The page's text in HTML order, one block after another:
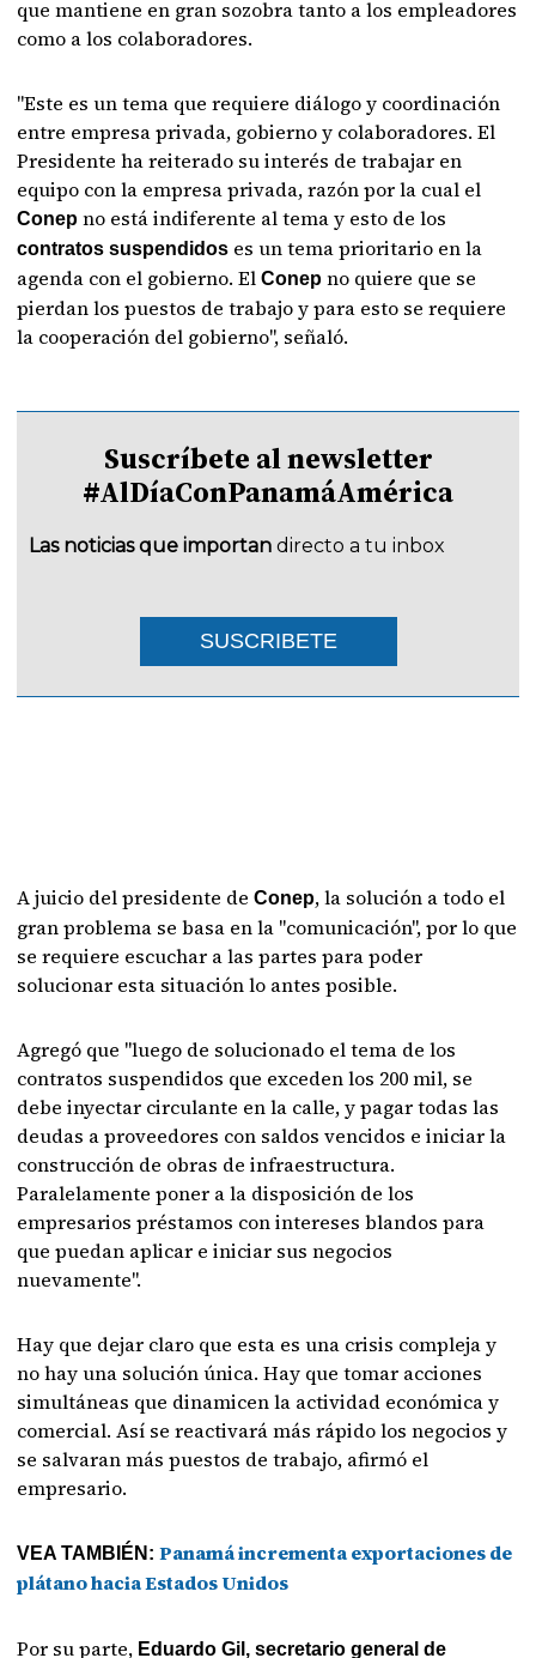
que mantiene en gran sozobra tanto a los empleadores
como a los colaboradores.
"Este es un tema que requiere diálogo y coordinación
entre empresa privada, gobierno y colaboradores. El
Presidente ha reiterado su interés de trabajar en
equipo con la empresa privada, razón por la cual el
Conep no está indiferente al tema y esto de los
contratos suspendidos es un tema prioritario en la
agenda con el gobierno. ElConep no quiere que se
pierdan los puestos de trabajo y para esto se requiere
la cooperación del gobierno", señaló.
Suscríbete al newsletter
#AlDíaConPanamáAmérica
Las noticias que importan directo a tu inbox
SUSCRIBETE
A juicio del presidente de Conep, la solución a todo el
gran problema se basa en la "comunicación", por lo que
se requiere escuchar a las partes para poder
solucionar esta situación lo antes posible.
Agregó que "luego de solucionado el tema de los
contratos suspendidos que exceden los 200 mil, se
debe inyectar circulante en la calle, y pagar todas las
deudas a proveedores con saldos vencidos e iniciar la
construcción de obras de infraestructura.
Paralelamente poner a la disposición de los
empresarios préstamos con intereses blandos para
que puedan aplicar e iniciar sus negocios
nuevamente".
Hay que dejar claro que esta es una crisis compleja y
no hay una solución única. Hay que tomar acciones
simultáneas que dinamicen la actividad económica y
comercial. Así se reactivará más rápido los negocios y
se salvaran más puestos de trabajo, afirmó el
empresario.
VEA TAMBIÉN:Panamá incrementa exportaciones de
plátano hacia Estados Unidos
Por su parte, Eduardo Gil, secretario general de